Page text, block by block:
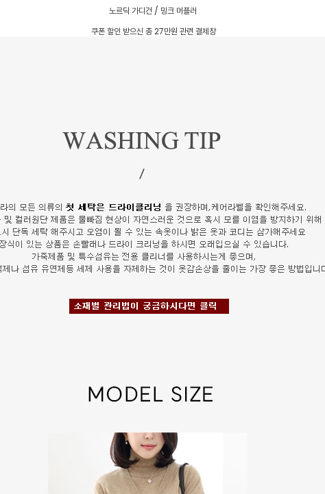
노르딕 가디건 / 밍크 머플러
쿠폰 할인 받으신 총 27만원 관련 결제창